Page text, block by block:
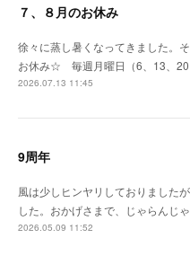
７、８月のお休み
徐々に蒸し暑くなってきました。
お休み☆ 毎週月曜日（6、13、
2026.07.13 11:45
9周年
風は少しヒンヤリしておりました
した。おかげさまで、じゃらんじ
2026.05.09 11:52